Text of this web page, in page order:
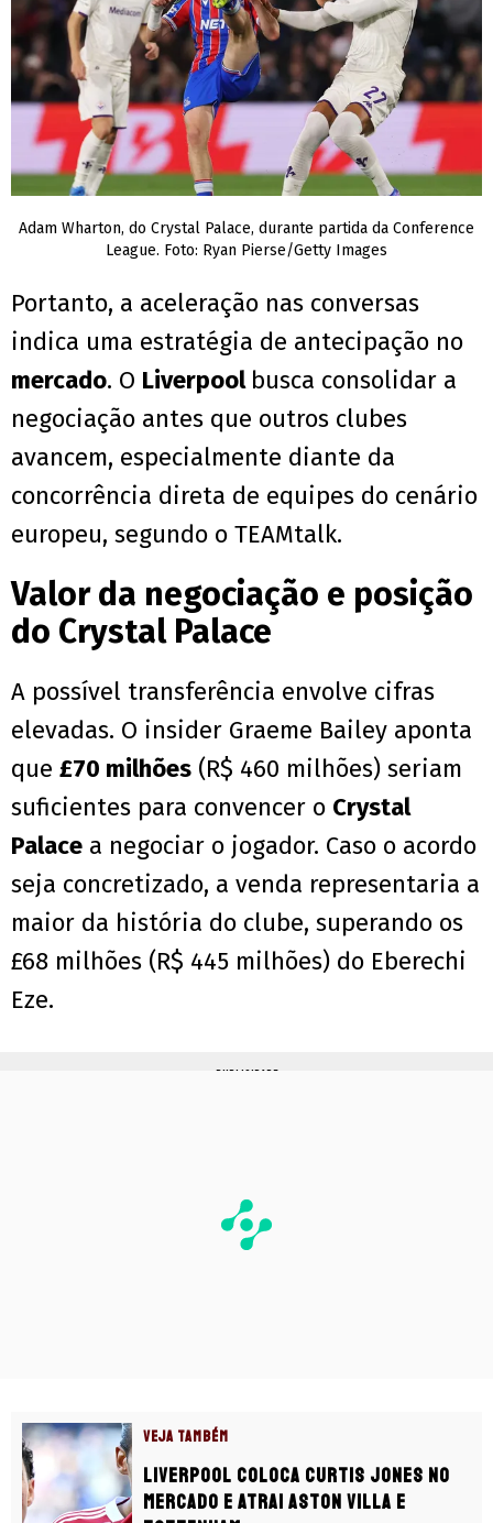
Adam Wharton, do Crystal Palace, durante partida da Conference
League. Foto: Ryan Pierse/Getty Images
Portanto, a aceleração nas conversas
indica uma estratégia de antecipação no
mercado. O Liverpool busca consolidar a
negociação antes que outros clubes
avancem, especialmente diante da
concorrência direta de equipes do cenário
europeu, segundo o TEAMtalk.
Valor da negociação e posição
do Crystal Palace
A possível transferência envolve cifras
elevadas. O insider Graeme Bailey aponta
que £70 milhões (R$ 460 milhões) seriam
suficientes para convencer o Crystal
Palace a negociar o jogador. Caso o acordo
seja concretizado, a venda representaria a
maior da história do clube, superando os
£68 milhões (R$ 445 milhões) do Eberechi
Eze.
PUBLICIDADE
VEJA TAMBÉM
Liverpool coloca Curtis Jones no
mercado e atrai Aston Villa e